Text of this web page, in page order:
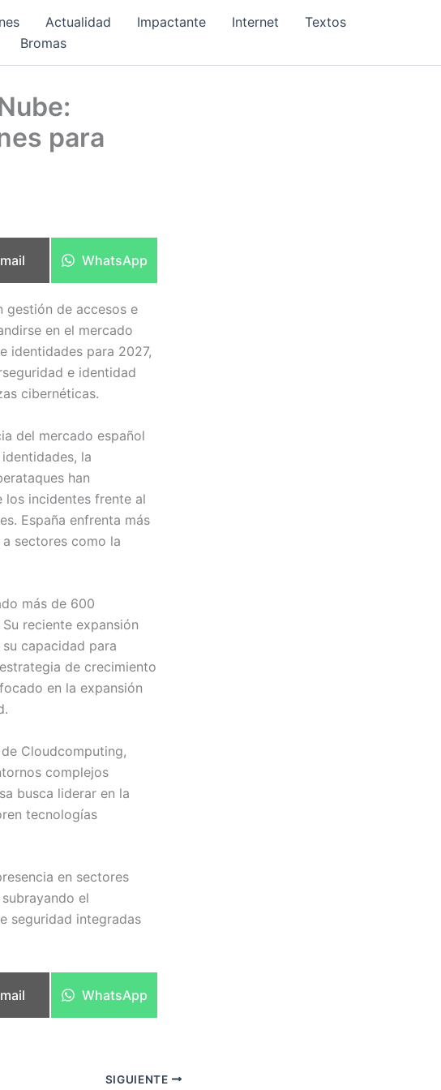
Actualidad Impactante Internet
Textos
Bromas
para
Compartir
WhatsApp
gestión de accesos e
en el mercado
identidades para 2027,
e identidad
cibernéticas.
del mercado español
la
han
los incidentes frente al
España enfrenta más
sectores como la
más de 600
reciente expansión
capacidad para
de crecimiento
en la expansión
Cloudcomputing,
complejos
busca liderar en la
tecnologías
en sectores
el
seguridad integradas
Compartir
WhatsApp
SIGUIENTE